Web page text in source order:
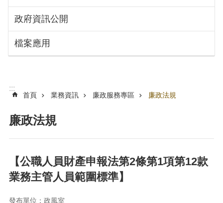
訊
息
公
識
動
局
關
通
訊
政府資訊公開
檔案應用
:::
首頁 業務資訊 廉政服務專區 廉政法規
廉政法規
【公職人員財產申報法第2條第1項第12款
業務主管人員範圍標準】
發布單位：政風室